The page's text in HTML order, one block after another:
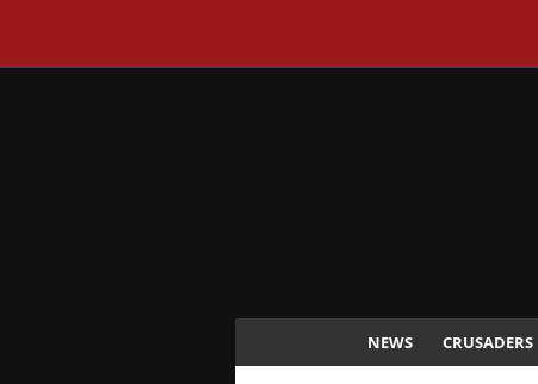
NEWS CRUSADERS